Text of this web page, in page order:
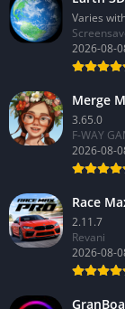
Earth
Varies
Merge
3.65.0
F-WAY
Race
2.11.7
Revani